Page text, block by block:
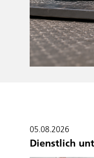
05.08.2026
Dienstlich